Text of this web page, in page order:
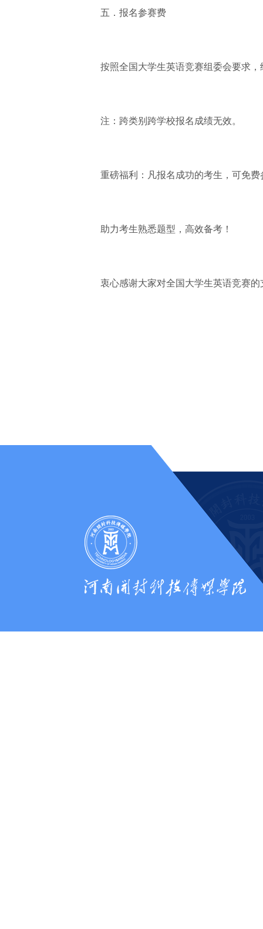
五．报名参赛费
按照全国大学生英语竞赛组委会要求
注：跨类别跨学校报名成绩无效。
重磅福利：凡报名成功的考生，可免
助力考生熟悉题型，高效备考！
衷心感谢大家对全国大学生英语竞赛